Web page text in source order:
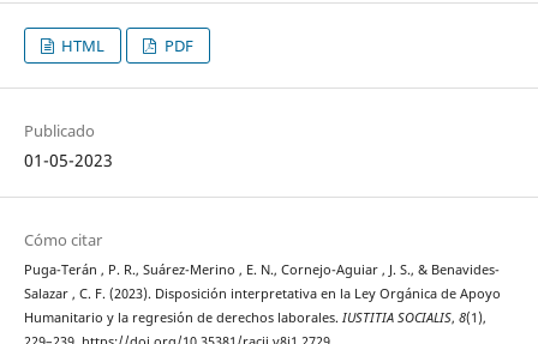
HTML PDF
Publicado
01-05-2023
Cómo citar
Puga-Terán , P. R., Suárez-Merino , E. N., Cornejo-Aguiar , J. S., & Benavides-
Salazar , C. F. (2023). Disposición interpretativa en la Ley Orgánica de Apoyo
Humanitario y la regresión de derechos laborales. IUSTITIA SOCIALIS, 8(1),